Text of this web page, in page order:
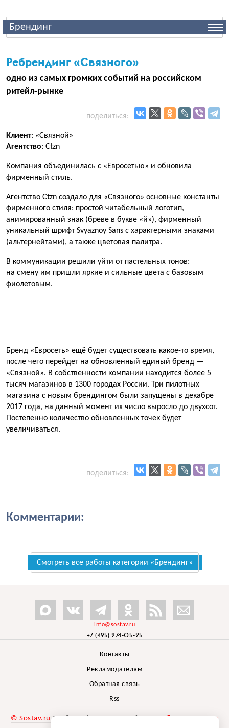
Брендинг
Ребрендинг «Связного»
одно из самых громких событий на российском
ритейл-рынке
поделиться:
Клиент: «Связной»
Агентство: Ctzn
Компания объединилась с «Евросетью» и обновила
фирменный стиль.
Агентство Ctzn создало для «Связного» основные константы
фирменного стиля: простой читабельный логотип,
анимированный знак (бреве в букве «й»), фирменный
уникальный шрифт Svyaznoy Sans с характерными знаками
(альтернейтами), а также цветовая палитра.
В коммуникации решили уйти от пастельных тонов:
на смену им пришли яркие и сильные цвета с базовым
фиолетовым.
Бренд «Евросеть» ещё будет существовать какое-то время,
после чего перейдет на обновленный единый бренд —
«Связной». В собственности компании находится более 5
тысяч магазинов в 1300 городах России. Три пилотных
магазина с новым брендингом были запущены в декабре
2017 года, на данный момент их число выросло до двухсот.
Постепенно количество обновленных точек будет
увеличиваться.
поделиться:
Комментарии:
Смотреть все работы категории «Брендинг»
info@sostav.ru
+7 (495) 274-05-25
Контакты
Рекламодателям
Обратная связь
Rss
© Sostav.ru 1998-2026 Независимый проектбрендингового